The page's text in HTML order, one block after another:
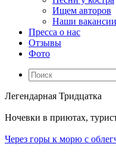
Ищем авторов
Наши вакансии
Пресса о нас
Отзывы
Фото
Легендарная Тридцатка
Ночевки в приютах,
Через горы к морю с